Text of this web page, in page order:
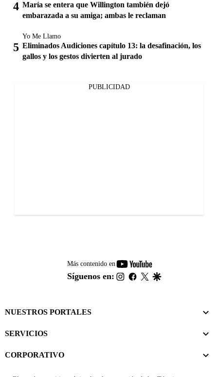
María se entera que Willington también dejó
embarazada a su amiga; ambas le reclaman
Yo Me Llamo
Eliminados Audiciones capítulo 13: la desafinación, los
gallos y los gestos divierten al jurado
PUBLICIDAD
Más contenido en
youtube-
footer
Síguenos en: instagram
facebook
twitter
NUESTROS PORTALES
SERVICIOS
CORPORATIVO